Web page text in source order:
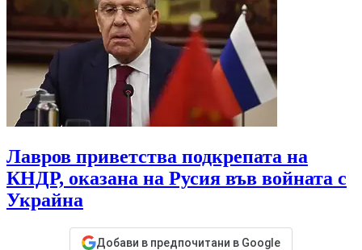
Лавров приветства подкрепата на
КНДР, оказана на Русия във войната с
Украйна
Добави в предпочитани в Google